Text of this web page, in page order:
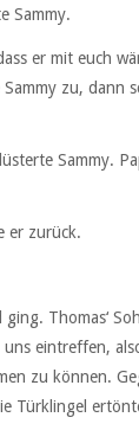
Sammy.
er mit euch
zu, dann
Sammy.
er zurück.
Thomas‘
eintreffen,
zu können.
Türklingel